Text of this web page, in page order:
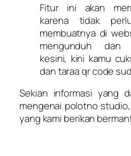
Fitur ini akan
karena tidak
membuatnya di
mengunduh dan
kesini, kini kamu
dan taraa qr code
Sekian informasi yang
mengenai polotno
yang kami berikan